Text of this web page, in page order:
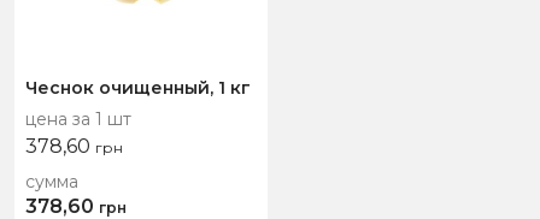
Чеснок очищенный, 1 кг
цена за 1 шт
378,60 грн
сумма
378,60 грн